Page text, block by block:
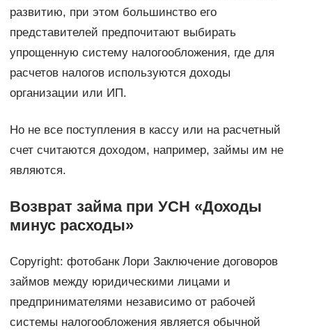
развитию, при этом большинство его
представителей предпочитают выбирать
упрощенную систему налогообложения, где для
расчетов налогов используются доходы
организации или ИП.
Но не все поступления в кассу или на расчетный
счет считаются доходом, например, займы им не
являются.
Возврат займа при УСН «Доходы
минус расходы»
Copyright: фотобанк Лори Заключение договоров
займов между юридическими лицами и
предпринимателями независимо от рабочей
системы налогообложения является обычной